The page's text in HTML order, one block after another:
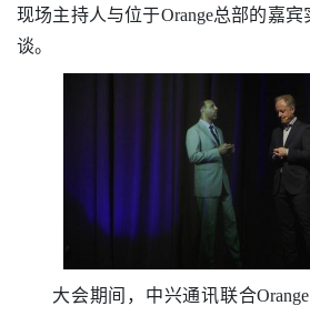
现场主持人与位于Orange总部的嘉宾
谈。
大会期间，中兴通讯联合